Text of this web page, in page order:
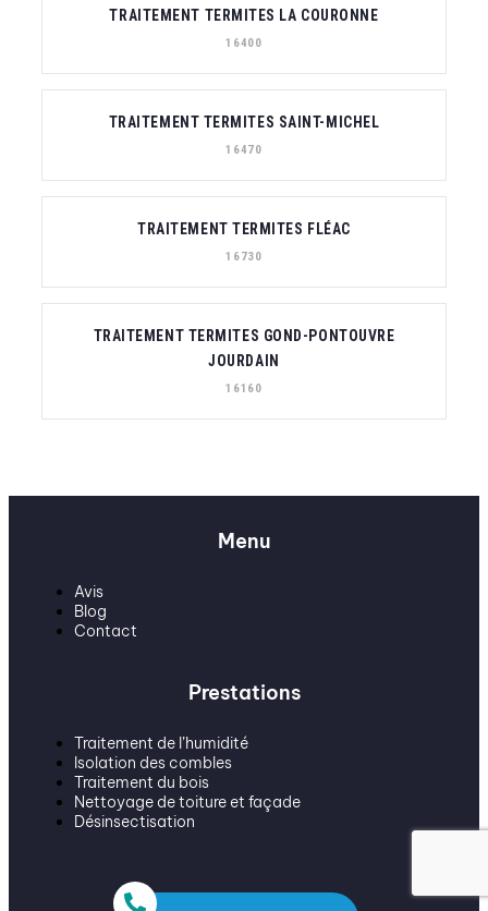
TRAITEMENT TERMITES LA COURONNE
16400
TRAITEMENT TERMITES SAINT-MICHEL
16470
TRAITEMENT TERMITES FLÉAC
16730
TRAITEMENT TERMITES GOND-PONTOUVRE
JOURDAIN
16160
Menu
Avis
Blog
Contact
Prestations
Traitement de l’humidité
Isolation des combles
Traitement du bois
Nettoyage de toiture et façade
Désinsectisation